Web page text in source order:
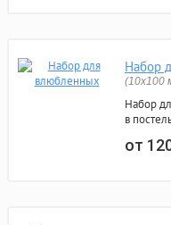
Набор
(10х100
Набор
в
от